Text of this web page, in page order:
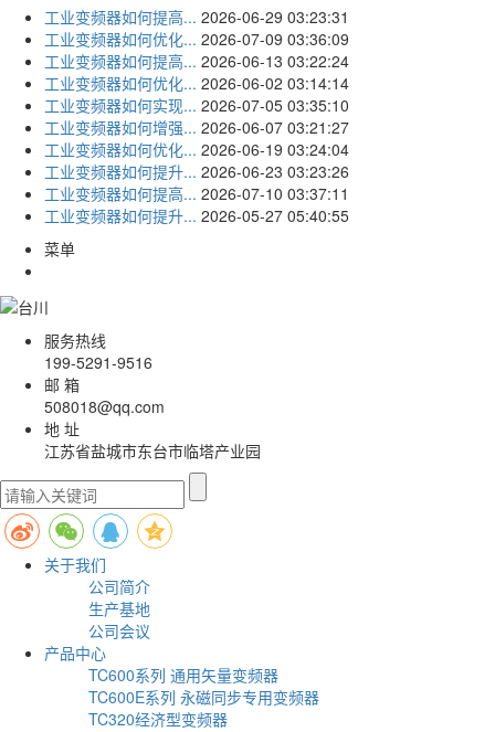
工业变频器如何提高... 2026-06-29 03:23:31
工业变频器如何优化... 2026-07-09 03:36:09
工业变频器如何提高... 2026-06-13 03:22:24
工业变频器如何优化... 2026-06-02 03:14:14
工业变频器如何实现... 2026-07-05 03:35:10
工业变频器如何增强... 2026-06-07 03:21:27
工业变频器如何优化... 2026-06-19 03:24:04
工业变频器如何提升... 2026-06-23 03:23:26
工业变频器如何提高... 2026-07-10 03:37:11
工业变频器如何提升... 2026-05-27 05:40:55
菜单
服务热线
199-5291-9516
邮 箱
508018@qq.com
地 址
江苏省盐城市东台市临塔产业园
关于我们
公司简介
生产基地
公司会议
产品中心
TC600系列 通用矢量变频器
TC600E系列 永磁同步专用变频器
TC320经济型变频器